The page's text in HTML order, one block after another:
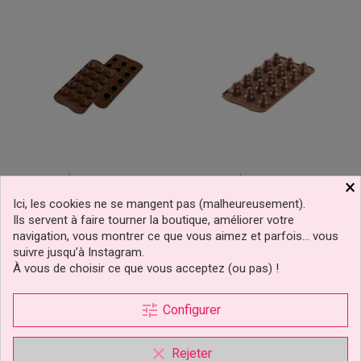
Moule À Chocolat Flame
Prix
8,49 €
Ajouter au panier
Moule À Chocolat Sapin
de
-25%
Ajouter au panier
×
Ici, les cookies ne se mangent pas (malheureusement).
Ils servent à faire tourner la boutique, améliorer votre
navigation, vous montrer ce que vous aimez et parfois… vous
suivre jusqu’à Instagram.
À vous de choisir ce que vous acceptez (ou pas) !
tune Configurer
clear Rejeter